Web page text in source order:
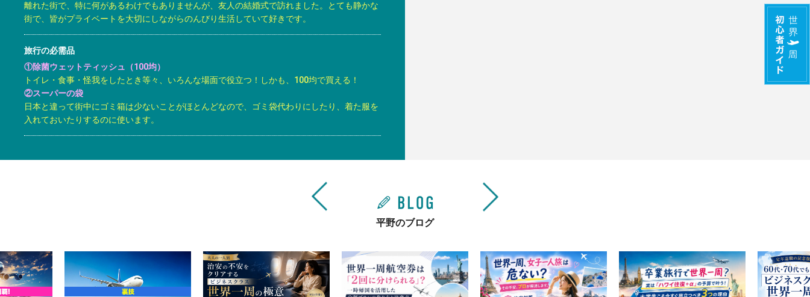
離れた街で、特に何があるわけでもありませんが、友人の結婚式で訪れました。とても静かな
街で、皆がプライベートを大切にしながらのんびり生活していて好きです。
旅行の必需品
①除菌ウェットティッシュ（100均）
トイレ・食事・怪我をしたとき等々、いろんな場面で役立つ！しかも、100均で買える！
②スーパーの袋
日本と違って街中にゴミ箱は少ないことがほとんどなので、ゴミ袋代わりにしたり、着た服を
入れておいたりするのに使います。
平野のブログ